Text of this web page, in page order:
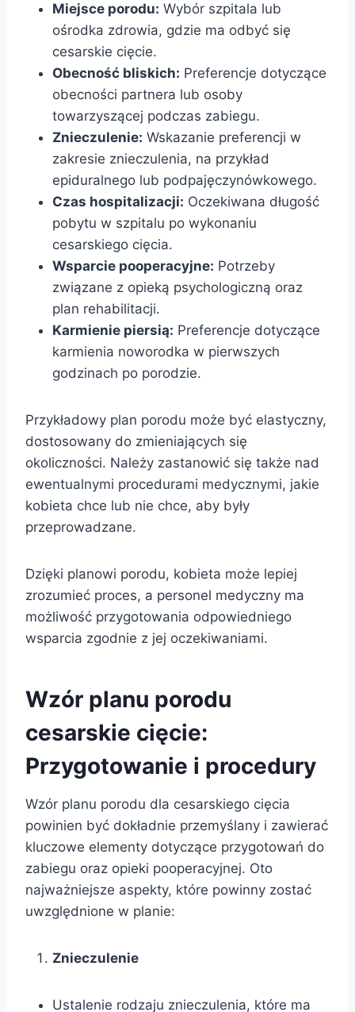
Miejsce porodu: Wybór szpitala lub
ośrodka zdrowia, gdzie ma odbyć się
cesarskie cięcie.
Obecność bliskich: Preferencje dotyczące
obecności partnera lub osoby
towarzyszącej podczas zabiegu.
Znieczulenie: Wskazanie preferencji w
zakresie znieczulenia, na przykład
epiduralnego lub podpajęczynówkowego.
Czas hospitalizacji: Oczekiwana długość
pobytu w szpitalu po wykonaniu
cesarskiego cięcia.
Wsparcie pooperacyjne: Potrzeby
związane z opieką psychologiczną oraz
plan rehabilitacji.
Karmienie piersią: Preferencje dotyczące
karmienia noworodka w pierwszych
godzinach po porodzie.
Przykładowy plan porodu może być elastyczny,
dostosowany do zmieniających się
okoliczności. Należy zastanowić się także nad
ewentualnymi procedurami medycznymi, jakie
kobieta chce lub nie chce, aby były
przeprowadzane.
Dzięki planowi porodu, kobieta może lepiej
zrozumieć proces, a personel medyczny ma
możliwość przygotowania odpowiedniego
wsparcia zgodnie z jej oczekiwaniami.
Wzór planu porodu
cesarskie cięcie:
Przygotowanie i procedury
Wzór planu porodu dla cesarskiego cięcia
powinien być dokładnie przemyślany i zawierać
kluczowe elementy dotyczące przygotowań do
zabiegu oraz opieki pooperacyjnej. Oto
najważniejsze aspekty, które powinny zostać
uwzględnione w planie:
Znieczulenie
Ustalenie rodzaju znieczulenia, które ma